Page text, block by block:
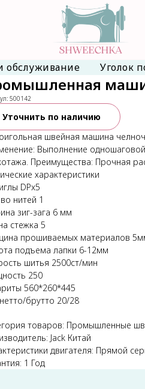
обслуживание Уголок
500142
Уточнить по наличию
швейная машина
Выполнение
Преимущества: Прочная
характеристики
DPx5
нитей 1
зиг-зага 6 мм
стежка 5
прошиваемых материалов
подъема лапки 6-12мм
шитья 2500ст/мин
250
560*260*445
брутто 20/28
товаров: Промышленные
Jack Китай
двигателя: Прямой
1 Год